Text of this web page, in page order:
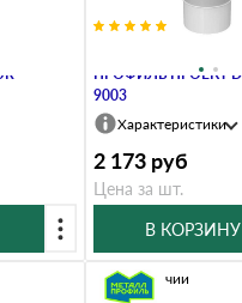
ПРОФИЛЬ ПРОЕКТ
9003
Характеристики
2 173 руб
Цена за шт.
В КОРЗИНУ
В наличии